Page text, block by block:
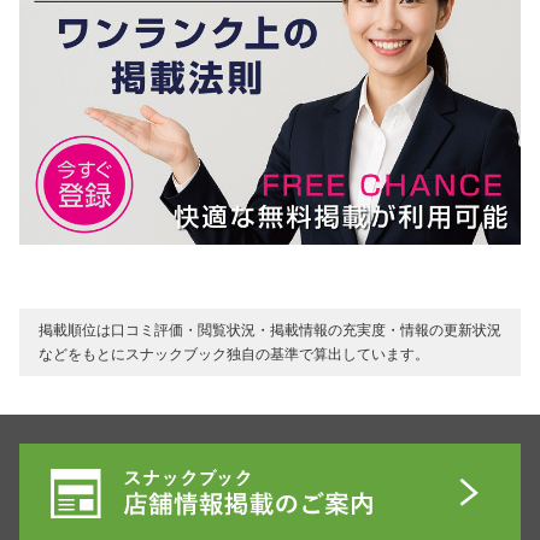
掲載順位は口コミ評価・閲覧状況・掲載情報の充実度・情報の更新状況
などをもとにスナックブック独自の基準で算出しています。